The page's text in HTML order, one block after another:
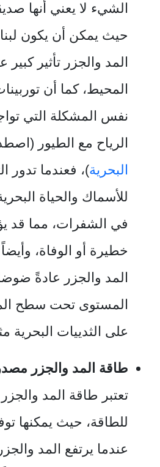
الشيء لا يعني أنها
حيث يمكن أن يكون
المد والجزر تأثير كبير
المحيط، كما أن
نفس المشكلة التي
الرياح مع الطيور
البحرية)، فعندما تدور
للأسماك والحياة
في الشفرات، مما قد
خطيرة أو الوفاة،
المد والجزر عادةً
المستوى تحت سطح
على الثدييات البحرية
طاقة المد والجزر
تعتبر طاقة المد
للطاقة، حيث يمكنها
عندما يرتفع المد